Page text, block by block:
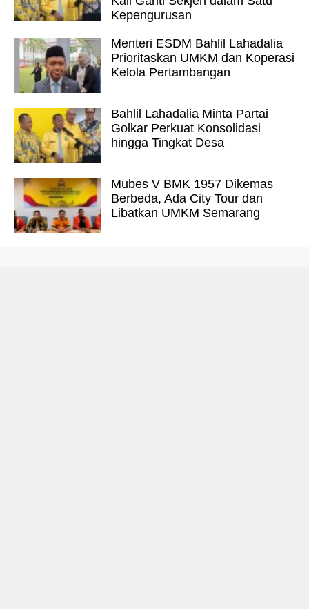
Kepengurusan
Menteri ESDM Bahlil Lahadalia
Prioritaskan UMKM dan Koperasi
Kelola Pertambangan
Bahlil Lahadalia Minta Partai
Golkar Perkuat Konsolidasi
hingga Tingkat Desa
Mubes V BMK 1957 Dikemas
Berbeda, Ada City Tour dan
Libatkan UMKM Semarang